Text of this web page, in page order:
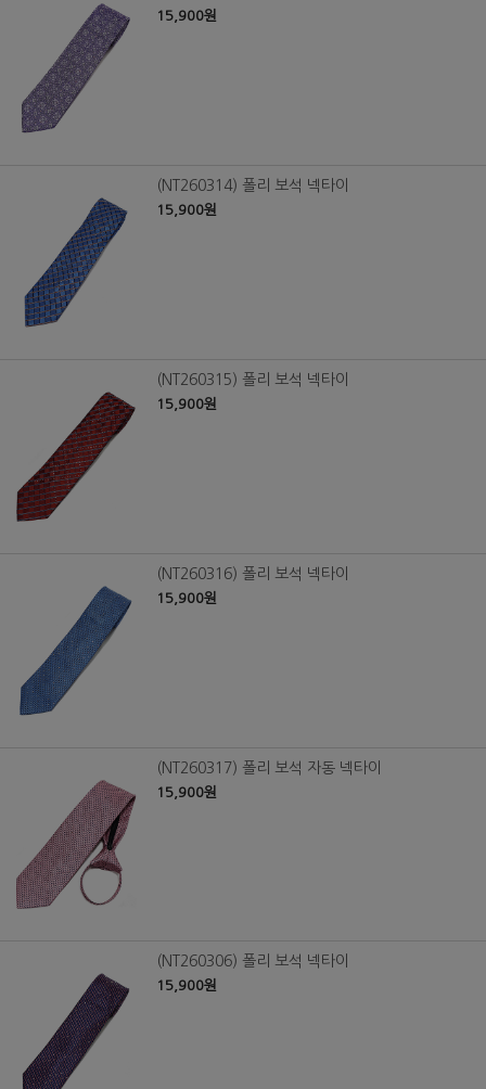
15,900원
(NT260314) 폴리 보석 넥타이
15,900원
(NT260315) 폴리 보석 넥타이
15,900원
(NT260316) 폴리 보석 넥타이
15,900원
(NT260317) 폴리 보석 자동 넥타이
15,900원
(NT260306) 폴리 보석 넥타이
15,900원